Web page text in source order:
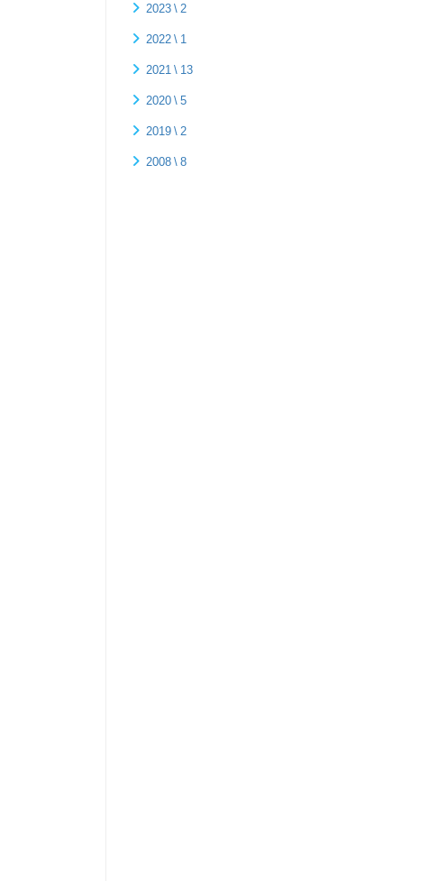
2023 \ 2
2022 \ 1
2021 \ 13
2020 \ 5
2019 \ 2
2008 \ 8